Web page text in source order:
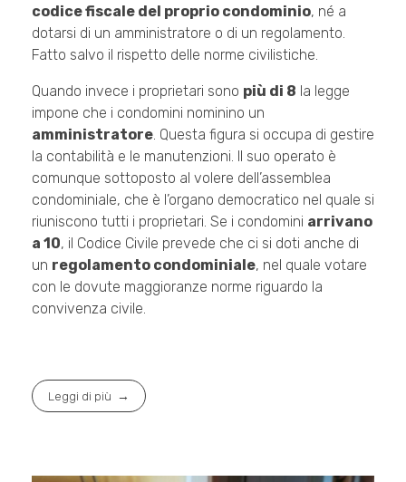
codice fiscale del proprio condominio, né a
dotarsi di un amministratore o di un regolamento.
Fatto salvo il rispetto delle norme civilistiche.
Quando invece i proprietari sono più di 8 la legge
impone che i condomini nominino un
amministratore. Questa figura si occupa di gestire
la contabilità e le manutenzioni. Il suo operato è
comunque sottoposto al volere dell’assemblea
condominiale, che è l’organo democratico nel quale si
riuniscono tutti i proprietari. Se i condomini arrivano
a 10, il Codice Civile prevede che ci si doti anche di
un regolamento condominiale, nel quale votare
con le dovute maggioranze norme riguardo la
convivenza civile.
Leggi di più